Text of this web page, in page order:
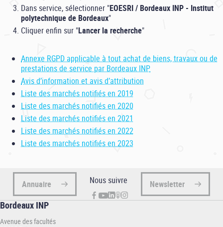
Dans service, sélectionner "EOESRI / Bordeaux INP - Institut
polytechnique de Bordeaux"
Cliquer enfin sur "Lancer la recherche"
Annexe RGPD applicable à tout achat de biens, travaux ou de
prestations de service par Bordeaux INP
Avis d’information et avis d’attribution
Liste des marchés notifiés en 2019
Liste des marchés notifiés en 2020
Liste des marchés notifiés en 2021
Liste des marchés notifiés en 2022
Liste des marchés notifiés en 2023
Annuaire Nous suivre Newsletter
Bordeaux INP
Avenue des facultés